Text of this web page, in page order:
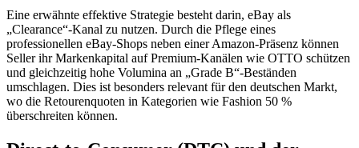
Eine erwähnte effektive Strategie besteht darin, eBay als
„Clearance“-Kanal zu nutzen. Durch die Pflege eines
professionellen eBay-Shops neben einer Amazon-Präsenz können
Seller ihr Markenkapital auf Premium-Kanälen wie OTTO schützen
und gleichzeitig hohe Volumina an „Grade B“-Beständen
umschlagen. Dies ist besonders relevant für den deutschen Markt,
wo die Retourenquoten in Kategorien wie Fashion 50 %
überschreiten können.